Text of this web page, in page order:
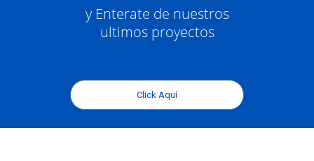
y Enterate de nuestros
ultimos proyectos
Click Aquí